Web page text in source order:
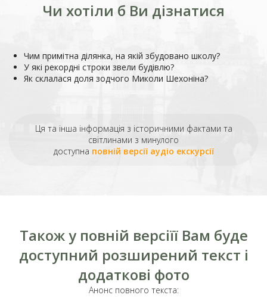
Чи хотіли б Ви дізнатися
Чим примітна ділянка, на якій збудовано школу?
У які рекордні строки звели будівлю?
Як склалася доля зодчого Миколи Шехоніна?
Ця та інша інформація з історичними фактами та
світлинами з минулого
доступна повній версії аудіо екскурсії
Також у повній версіїї Вам буде
доступний розширений текст і
додаткові фото
Анонс повного текста: